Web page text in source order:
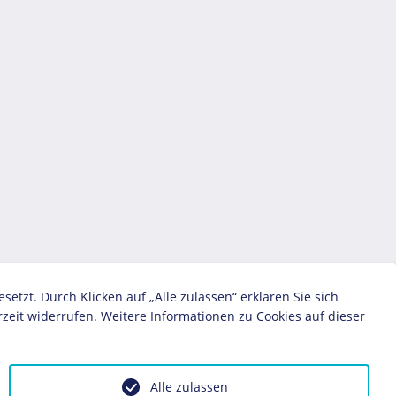
Durch Klicken auf „Alle zulassen“ erklären Sie sich
widerrufen. Weitere Informationen zu Cookies auf dieser
Alle zulassen